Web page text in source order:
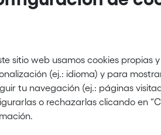
sitio web usamos cookies
(ej.: idioma) y para
tu navegación (ej.: páginas
o rechazarlas clicando en